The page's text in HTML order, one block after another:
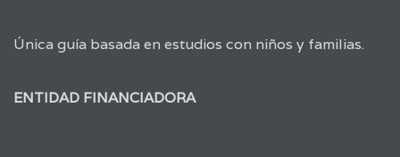
Única guía basada en estudios con niños y familias.
ENTIDAD FINANCIADORA